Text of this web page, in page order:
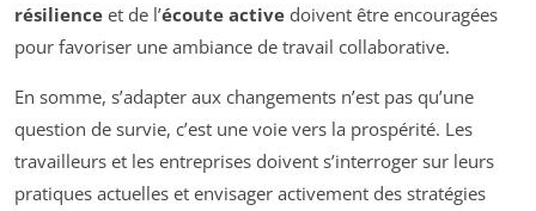
résilience et de l’écoute active doivent être encouragées
pour favoriser une ambiance de travail collaborative.
En somme, s’adapter aux changements n’est pas qu’une
question de survie, c’est une voie vers la prospérité. Les
travailleurs et les entreprises doivent s’interroger sur leurs
pratiques actuelles et envisager activement des stratégies